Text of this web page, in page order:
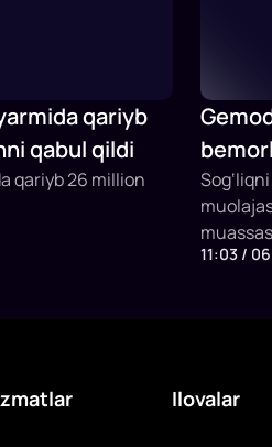
qariyb
qabul qildi
qariyb 26 million
11:03 /
Ilovalar